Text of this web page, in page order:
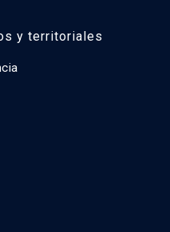
y territoriales